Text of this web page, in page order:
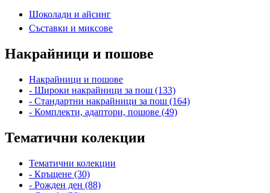
Шоколади и айсинг
Съставки и миксове
Накрайници и пошове
Накрайници и пошове
- Широки накрайници за пош (133)
- Стандартни накрайници за пош (164)
- Комплекти, адаптори, пошове (49)
Тематични колекции
Тематични колекции
- Кръщене (30)
- Рожден ден (88)